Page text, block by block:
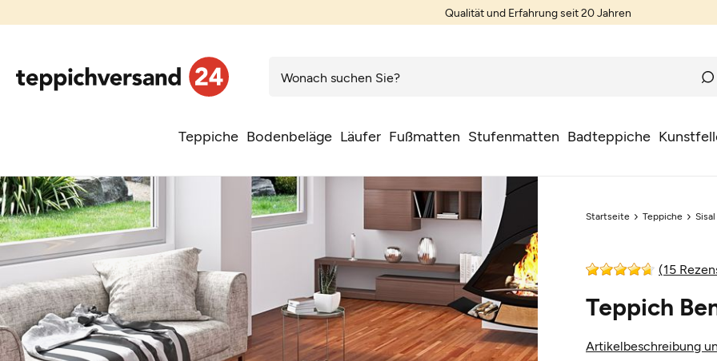
Qualität und Erfahrung seit 20 Jahren
Teppiche Bodenbeläge Läufer Fußmatten Stufenmatten Badteppiche
Startseite Teppiche
(15
Teppich
Artikelbeschreibung